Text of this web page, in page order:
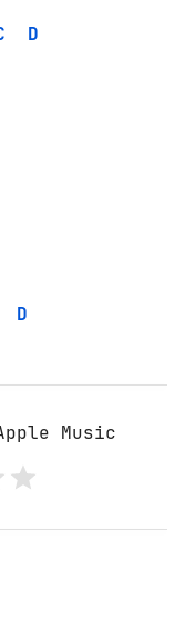
D
D
Music